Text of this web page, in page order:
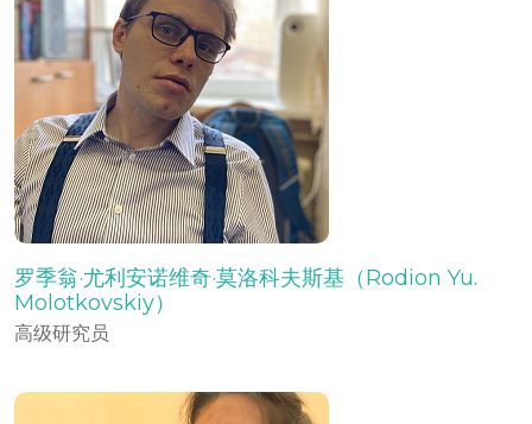
罗季翁·尤利安诺维奇·莫洛科夫斯基（Rodion Yu.
Molotkovskiy）
高级研究员